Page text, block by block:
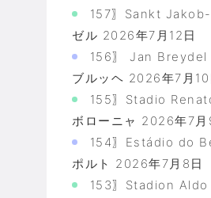
157〗Sankt
ゼル 2026年7月12日
156〗 Jan
ブルッヘ 2026年7月10
155〗Stadio
ボローニャ 2026年7月
154〗Estádio do
ポルト 2026年7月8日
153〗Stadion